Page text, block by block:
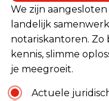
We zijn
landelijk
notariskantoren. Zo
kennis, slimme
je meegroeit.
Actuele